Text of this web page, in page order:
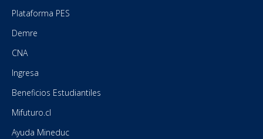
Plataforma PES
Demre
CNA
Ingresa
Beneficios Estudiantiles
Mifuturo.cl
Ayuda Mineduc